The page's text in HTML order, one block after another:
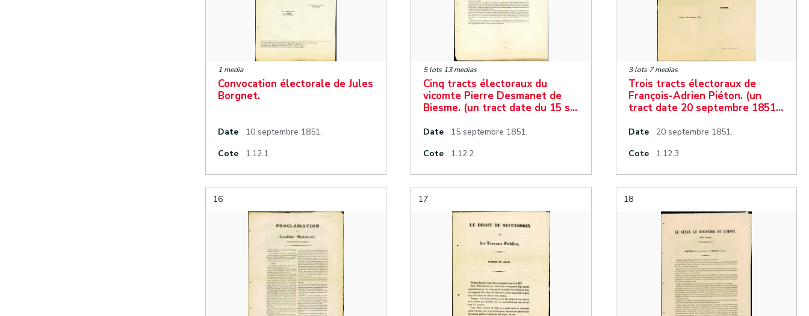
1 media
Convocation électorale de Jules
Borgnet.
Date
10 septembre 1851.
Cote
1.12.1
5 lots 13 medias
Cinq tracts électoraux du
vicomte Pierre Desmanet de
Biesme. (un tract date du 15 s…
Date
15 septembre 1851.
Cote
1.12.2
3 lots 7 medias
Trois tracts électoraux de
François-Adrien Piéton. (un
tract date 20 septembre 1851…
Date
20 septembre 1851.
Cote
1.12.3
16 17 18